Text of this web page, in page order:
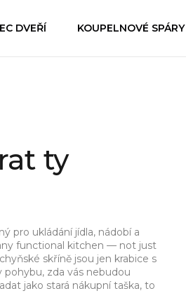
DVEŘÍ KOUPELNOVÉ SPÁRY
ty
pro ukládání jídla, nádobí a
functional kitchen — not just
skříně jsou jen krabice s
zda vás nebudou
jako stará nákupní taška, to